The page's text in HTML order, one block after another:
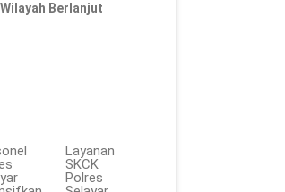
Wilayah Berlanjut
Layanan
SKCK
Polres